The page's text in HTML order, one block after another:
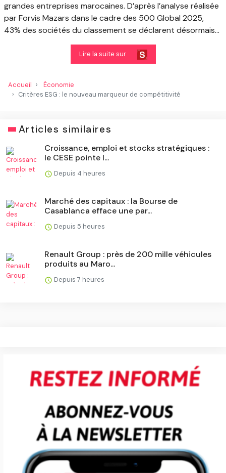
grandes entreprises marocaines. D’après l’analyse réalisée
par Forvis Mazars dans le cadre des 500 Global 2025,
43% des sociétés du classement se déclarent désormais...
Lire la suite sur
Accueil
Économie
Critères ESG : le nouveau marqueur de compétitivité
Articles similaires
Croissance, emploi et stocks stratégiques :
le CESE pointe l...
Depuis 4 heures
Marché des capitaux : la Bourse de
Casablanca efface une par...
Depuis 5 heures
Renault Group : près de 200 mille véhicules
produits au Maro...
Depuis 7 heures